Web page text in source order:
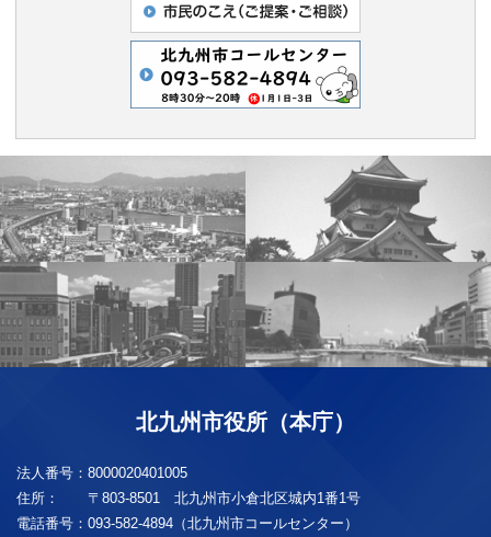
北九州市役所（本庁）
法人番号： 8000020401005
住所：
〒803-8501 北九州市小倉北区城内1番1号
電話番号： 093-582-4894（北九州市コールセンター）